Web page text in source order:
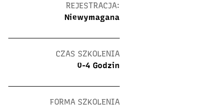
REJESTRACJA:
Niewymagana
CZAS SZKOLENIA
0-4 Godzin
FORMA SZKOLENIA